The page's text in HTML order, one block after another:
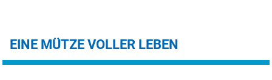
EINE MÜTZE VOLLER LEBEN